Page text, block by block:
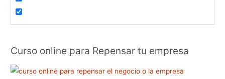
Curso online para Repensar tu empresa